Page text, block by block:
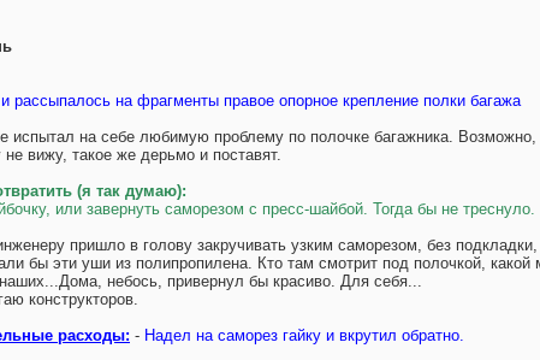
рассыпалось на фрагменты правое опорное крепление полки багажа
испытал на себе любимую проблему по полочке багажника. Возможно,
вижу, такое же дерьмо и поставят.
(я так думаю):
или завернуть саморезом с пресс-шайбой. Тогда бы не треснуло.
пришло в голову закручивать узким саморезом, без
бы эти уши из полипропилена. Кто там смотрит под полочкой, какой
небось, привернул бы красиво. Для себя...
конструкторов.
расходы: - Надел на саморез гайку и вкрутил обратно.